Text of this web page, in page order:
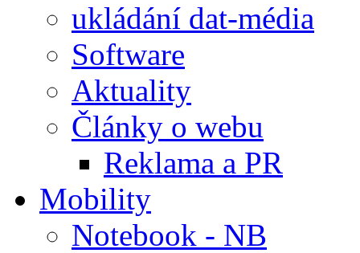
ukládání dat-média
Software
Aktuality
Články o webu
Reklama a PR
Mobility
Notebook - NB